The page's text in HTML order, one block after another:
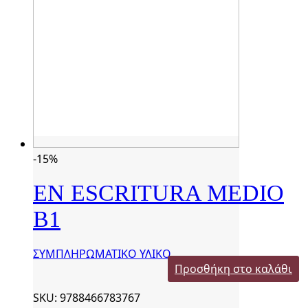
-15%
EN ESCRITURA MEDIO
B1
ΣΥΜΠΛΗΡΩΜΑΤΙΚΟ ΥΛΙΚΟ
Προσθήκη στο καλάθι
SKU: 9788466783767